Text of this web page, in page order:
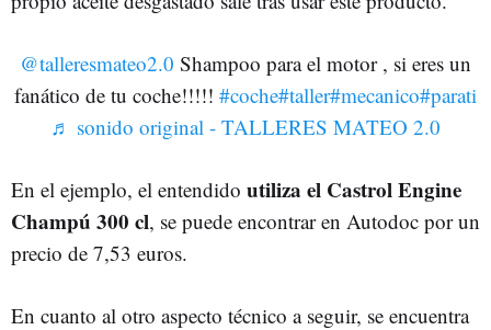
@talleresmateo2.0 Shampoo para el motor , si eres un
fanático de tu coche!!!!! #coche#taller#mecanico#parati
♬ sonido original - TALLERES MATEO 2.0
En el ejemplo, el entendido utiliza el Castrol Engine
Champú 300 cl, se puede encontrar en Autodoc por un
precio de 7,53 euros.
En cuanto al otro aspecto técnico a seguir, se encuentra